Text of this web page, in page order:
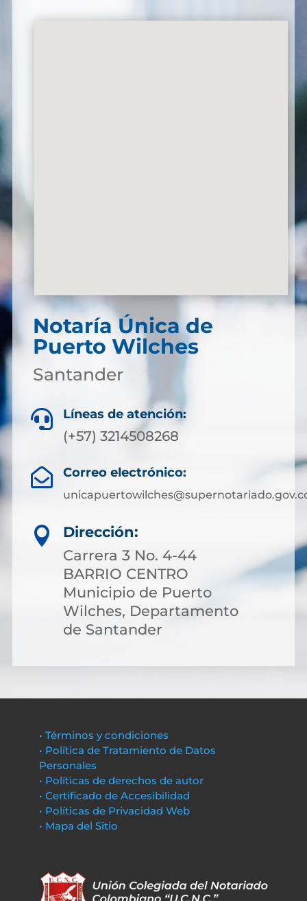
Notaría Única de
Puerto Wilches
Santander
 Líneas de atención:
(+57) 3214508268
 Correo electrónico:

Dirección:
Carrera 3 No. 4-44
BARRIO CENTRO
Municipio de Puerto
Wilches, Departamento
de Santander
• Términos y condiciones
• Política de Tratamiento de Datos
Personales
• Políticas de derechos de autor
• Certificado de Accesibilidad
• Políticas de Privacidad Web
• Mapa del Sitio